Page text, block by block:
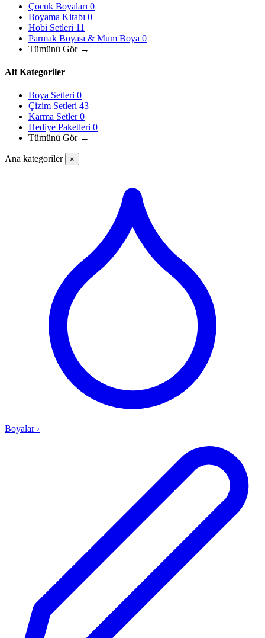
Çocuk Boyaları 0
Boyama Kitabı 0
Hobi Setleri 11
Parmak Boyası & Mum Boya 0
Tümünü Gör →
Alt Kategoriler
Boya Setleri 0
Çizim Setleri 43
Karma Setler0
Hediye Paketleri 0
Tümünü Gör →
Ana kategoriler ×
Boyalar ›